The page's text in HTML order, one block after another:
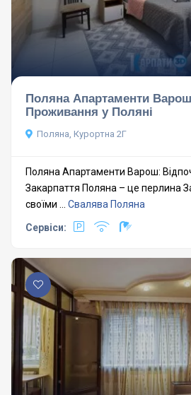
Поляна Апартаменти
Проживання у Поляні
Поляна, Курортна 2Г
Поляна Апартаменти Варош:
Закарпаття Поляна – це перлина
своїми ... Свалява Поляна
Сервіси: